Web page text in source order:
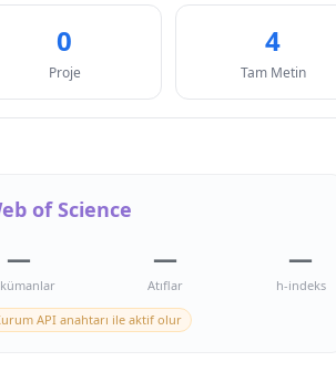
0
Proje
4
Tam Metin
of Science
— —
Atıflar
—
h-indeks
API anahtarı ile aktif olur